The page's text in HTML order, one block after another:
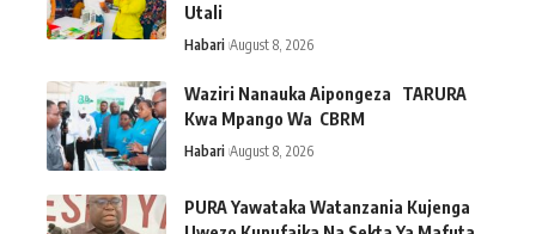
Utali
Habari August 8, 2026
Waziri Nanauka Aipongeza TARURA
Kwa Mpango Wa CBRM ‎
Habari August 8, 2026
PURA Yawataka Watanzania Kujenga